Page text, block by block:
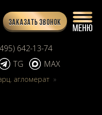
Заказать звонок
collection.ru
642-13-74
TG MAX
агломерат »